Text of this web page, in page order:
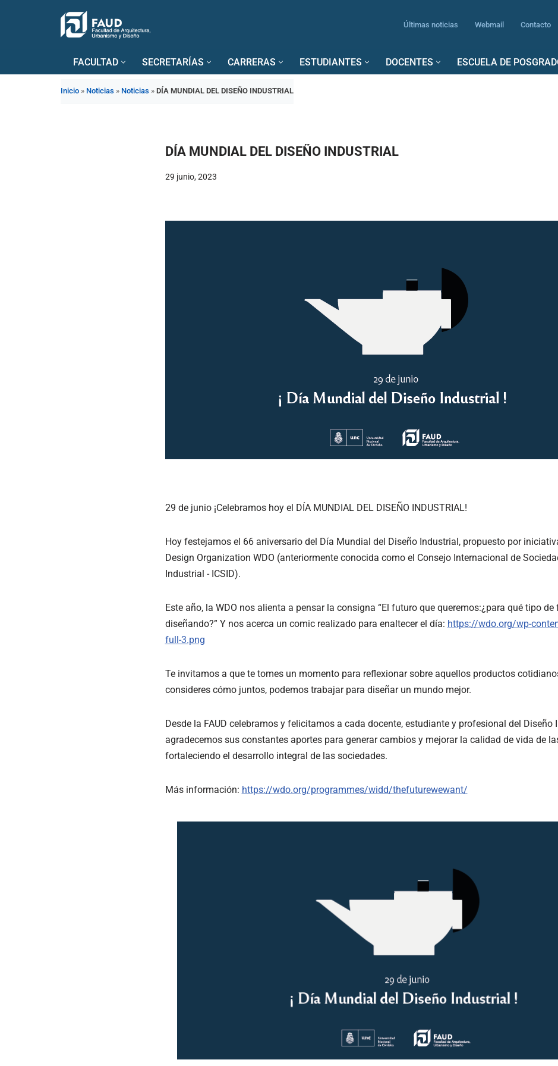
Últimas noticias Webmail Contacto
FACULTAD SECRETARÍAS CARRERAS ESTUDIANTES DOCENTES ESCUELA DE
Inicio » Noticias » Noticias » DÍA MUNDIAL DEL DISEÑO INDUSTRIAL
DÍA MUNDIAL DEL DISEÑO INDUSTRIAL
29 junio, 2023
29 de junio ¡Celebramos hoy el DÍA MUNDIAL DEL DISEÑO INDUSTRIAL!
Hoy festejamos el 66 aniversario del Día Mundial del Diseño Industrial, propuesto por
Design Organization WDO (anteriormente conocida como el Consejo Internacional de
Industrial - ICSID).
Este año, la WDO nos alienta a pensar la consigna “El futuro que queremos:¿para qué tipo
diseñando?” Y nos acerca un comic realizado para enaltecer el día: https://wdo.org/wp-
full-3.png
Te invitamos a que te tomes un momento para reflexionar sobre aquellos productos
consideres cómo juntos, podemos trabajar para diseñar un mundo mejor.
Desde la FAUD celebramos y felicitamos a cada docente, estudiante y profesional del Diseño
agradecemos sus constantes aportes para generar cambios y mejorar la calidad de vida de
fortaleciendo el desarrollo integral de las sociedades.
Más información: https://wdo.org/programmes/widd/thefuturewewant/